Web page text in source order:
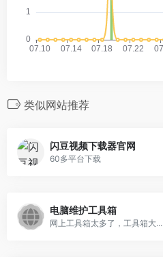
类似网站推荐
闪豆视频下载器官网
60多平台下载
电脑维护工具箱
网上工具箱太多了，工具箱大...